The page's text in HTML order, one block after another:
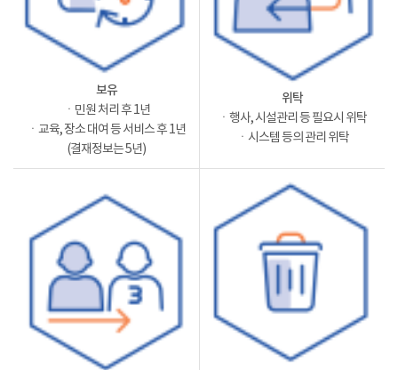
보유
ㆍ민원 처리 후 1년
ㆍ교육, 장소 대여 등 서비스 후 1년
(결재정보는 5년)
위탁
ㆍ행사, 시설관리 등 필요시 위탁
ㆍ시스템 등의 관리 위탁